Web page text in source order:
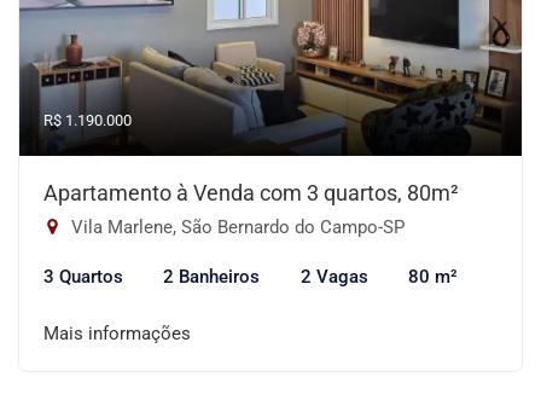
R$ 1.190.000
Apartamento à Venda com 3 quartos, 80m²
Vila Marlene, São Bernardo do Campo-SP
3 Quartos 2 Banheiros 2 Vagas 80 m²
Mais informações